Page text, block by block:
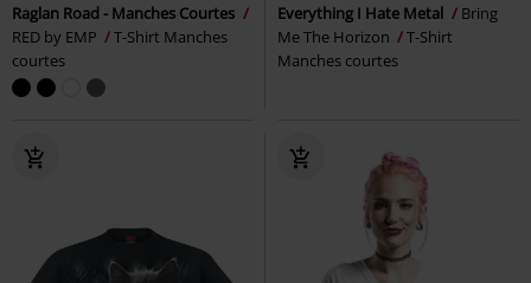
Raglan Road - Manches Courtes
RED by EMP
T-Shirt Manches
courtes
Everything I Hate Metal
Bring
Me The Horizon
T-Shirt
Manches courtes